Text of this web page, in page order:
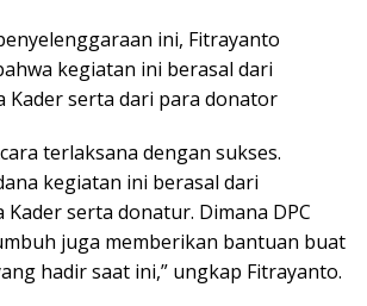
ini, Fitrayanto
kegiatan ini berasal dari
Kader serta dari para donator
terlaksana dengan sukses.
kegiatan ini berasal dari
serta donatur. Dimana DPC
juga memberikan bantuan buat
hadir saat ini,” ungkap Fitrayanto.